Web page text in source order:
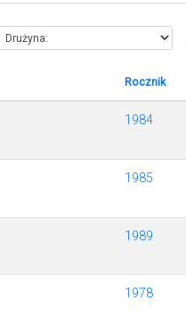
Rocznik
1984
1985
1989
1978